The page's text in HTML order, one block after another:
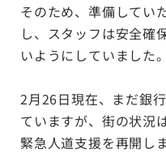
そのため、準備してい
し、スタッフは安全確
いようにしていました。
2月26日現在、まだ銀
ていますが、街の状況
緊急人道支援を再開し